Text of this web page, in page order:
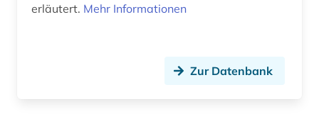
erläutert. Mehr Informationen
Zur Datenbank